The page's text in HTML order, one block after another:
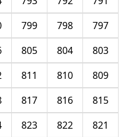
797
798
799
803
804
805
809
810
811
815
816
817
821
822
823